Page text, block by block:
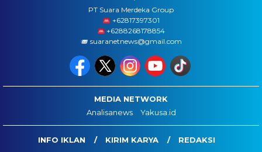
PT Suara Merdeka Group
‪+62817397301
+6288268178854
suaranetnews@gmail.com
MEDIA NETWORK
Analisanews
Yakusa.id
INFO IKLAN KIRIM KARYA REDAKSI